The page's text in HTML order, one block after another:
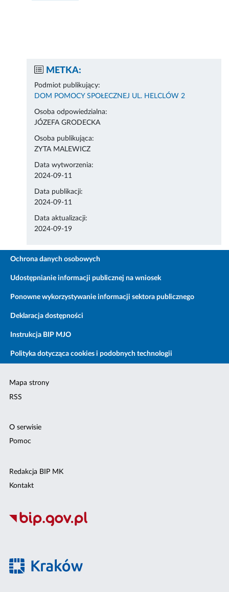
METKA:
Podmiot publikujący:
DOM POMOCY SPOŁECZNEJ UL. HELCLÓW 2
Osoba odpowiedzialna:
JÓZEFA GRODECKA
Osoba publikująca:
ZYTA MALEWICZ
Data wytworzenia:
2024-09-11
Data publikacji:
2024-09-11
Data aktualizacji:
2024-09-19
Ochrona danych osobowych
Udostępnianie informacji publicznej na wniosek
Ponowne wykorzystywanie informacji sektora publicznego
Deklaracja dostępności
Instrukcja BIP MJO
Polityka dotycząca cookies i podobnych technologii
Mapa strony
RSS
O serwisie
Pomoc
Redakcja BIP MK
Kontakt